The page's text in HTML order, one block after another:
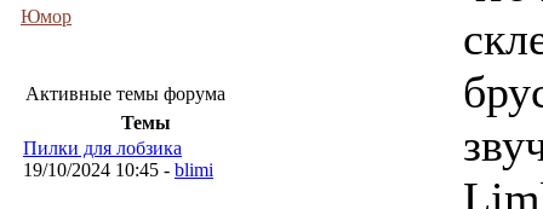
Юмор
Активные темы форума
Темы
Пилки для лобзика
19/10/2024 10:45 - blimi